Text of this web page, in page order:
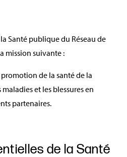
Santé publique du Réseau de
mission suivante :
de la santé de la
et les blessures en
partenaires.
de la Santé